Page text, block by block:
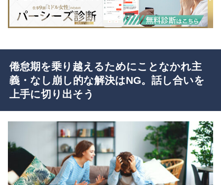
倦怠期を乗り越えるためにことなかれ主
義・なし崩し的な解決はNG。話し合いを
上手に切り出そう